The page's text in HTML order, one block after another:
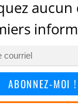
aucun
ABONNEZ-MOI !